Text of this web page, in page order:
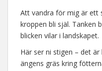
Att vandra för mig är ett
kroppen bli själ. Tanken
blicken vilar i landskapet.
Här ser ni stigen – det
ängens gräs kring